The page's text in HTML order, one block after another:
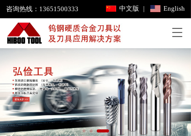
咨询热线： 13651500333 |
中文版 English
T
g
l
e
n
a
v
i
g